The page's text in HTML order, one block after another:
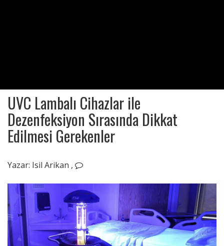
UVC Lambalı Cihazlar ile
Dezenfeksiyon Sırasında Dikkat
Edilmesi Gerekenler
Yazar: Isil Arikan ,
29,
2020